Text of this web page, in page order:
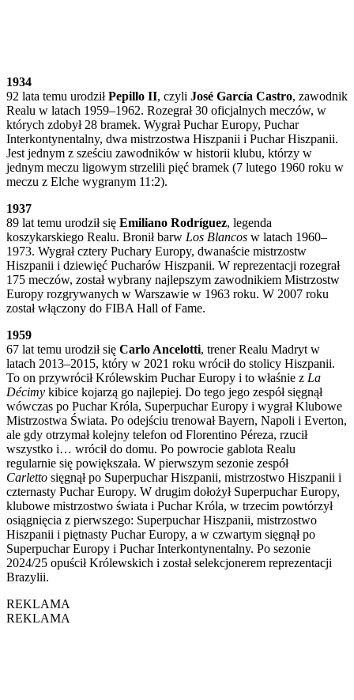
1934
92 lata temu urodziłPepillo II, czyli José García Castro, zawodnik
Realu w latach 1959–1962. Rozegrał 30 oficjalnych meczów, w
których zdobył 28 bramek. Wygrał Puchar Europy, Puchar
Interkontynentalny, dwa mistrzostwa Hiszpanii i Puchar Hiszpanii.
Jest jednym z sześciu zawodników w historii klubu, którzy w
jednym meczu ligowym strzelili pięć bramek (7 lutego 1960 roku w
meczu z Elche wygranym 11:2).
1937
89 lat temu urodził się Emiliano Rodríguez, legenda
koszykarskiego Realu. Bronił barw Los Blancos w latach 1960–
1973. Wygrał cztery Puchary Europy, dwanaście mistrzostw
Hiszpanii i dziewięć Pucharów Hiszpanii. W reprezentacji rozegrał
175 meczów, został wybrany najlepszym zawodnikiem Mistrzostw
Europy rozgrywanych w Warszawie w 1963 roku. W 2007 roku
został włączony do FIBA ​​Hall of Fame.
1959
67 lat temu urodził się Carlo Ancelotti, trener Realu Madryt w
latach 2013–2015, który w 2021 roku wrócił do stolicy Hiszpanii.
To on przywrócił Królewskim Puchar Europy i to właśnie z La
Décimy kibice kojarzą go najlepiej. Do tego jego zespół sięgnął
wówczas po Puchar Króla, Superpuchar Europy i wygrał Klubowe
Mistrzostwa Świata. Po odejściu trenował Bayern, Napoli i Everton,
ale gdy otrzymał kolejny telefon od Florentino Péreza, rzucił
wszystko i… wrócił do domu. Po powrocie gablota Realu
regularnie się powiększała. W pierwszym sezonie zespół
Carletto sięgnął po Superpuchar Hiszpanii, mistrzostwo Hiszpanii i
czternasty Puchar Europy. W drugim dołożył Superpuchar Europy,
klubowe mistrzostwo świata i Puchar Króla, w trzecim powtórzył
osiągnięcia z pierwszego: Superpuchar Hiszpanii, mistrzostwo
Hiszpanii i piętnasty Puchar Europy, a w czwartym sięgnął po
Superpuchar Europy i Puchar Interkontynentalny. Po sezonie
2024/25 opuścił Królewskich i został selekcjonerem reprezentacji
Brazylii.
REKLAMA
REKLAMA